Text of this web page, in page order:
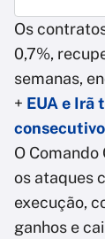
Os
0,7%,
semanas,
+ EUA e Irã
consecutivo
O
os ataques
execução,
ganhos e